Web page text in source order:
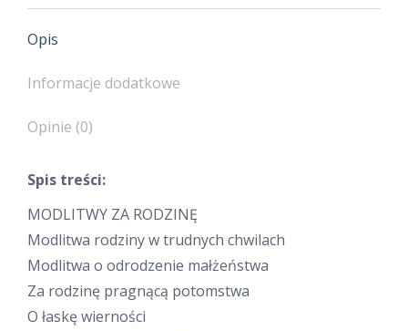
Opis
Informacje dodatkowe
Opinie (0)
Spis treści:
MODLITWY ZA RODZINĘ
Modlitwa rodziny w trudnych chwilach
Modlitwa o odrodzenie małżeństwa
Za rodzinę pragnącą potomstwa
O łaskę wierności